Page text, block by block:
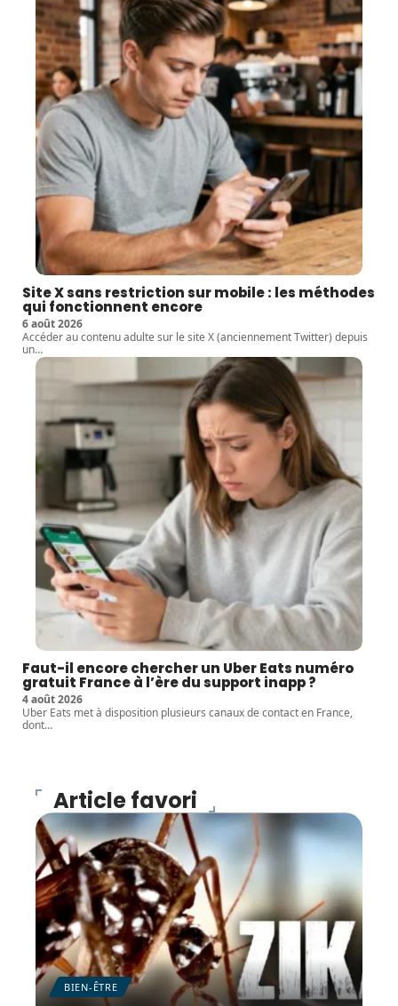
Site X sans restriction sur mobile : les méthodes
qui fonctionnent encore
6 août 2026
Accéder au contenu adulte sur le site X (anciennement Twitter) depuis
un…
Faut-il encore chercher un Uber Eats numéro
gratuit France à l’ère du support inapp ?
4 août 2026
Uber Eats met à disposition plusieurs canaux de contact en France,
dont…
Article favori
BIEN-ÊTRE